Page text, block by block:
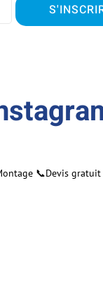
📞Devis gratuit